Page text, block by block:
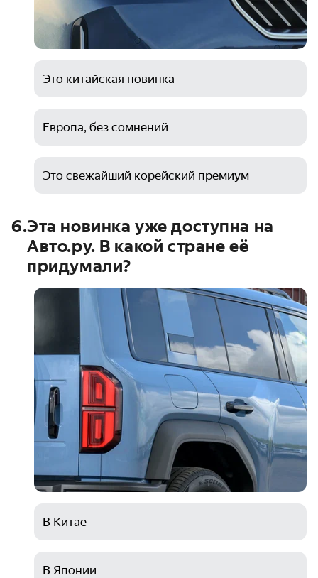
Это китайская новинка
Европа, без сомнений
Это свежайший корейский премиум
6.Эта новинка уже доступна на
Авто.ру. В какой стране её
придумали?
В Китае
В Японии